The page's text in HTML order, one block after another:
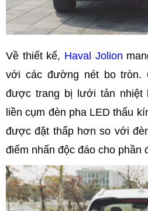
Về thiết kế, Haval Jolion
với các đường nét bo tròn.
được trang bị lưới tản nhiệt
liền cụm đèn pha LED thấu
được đặt thấp hơn so với
điểm nhấn độc đáo cho phần